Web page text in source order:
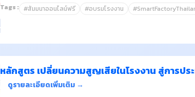
Tags : #สัมมนาออนไลน์ฟรี #อบรมโรงงาน
หลักสูตร เปลี่ยนความสูญเสียในโรงงาน สู่การ
ดูรายละเอียดเพิ่มเติม →